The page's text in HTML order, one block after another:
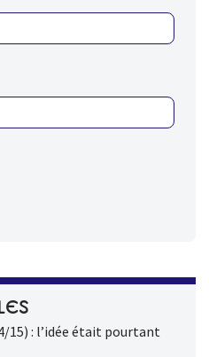
15) : l’idée était pourtant